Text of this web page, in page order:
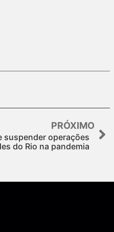
PRÓXIMO
suspender operações
do Rio na pandemia